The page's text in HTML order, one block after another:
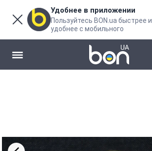
Удобнее в приложении
Пользуйтесь BON.ua быстрее и
удобнее с мобильного